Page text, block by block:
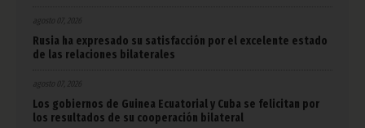
agosto 07, 2026
Rusia ha expresado su satisfacción por el excelente estado
de las relaciones bilaterales
agosto 07, 2026
Los gobiernos de Guinea Ecuatorial y Cuba se felicitan por
los resultados de su cooperación bilateral